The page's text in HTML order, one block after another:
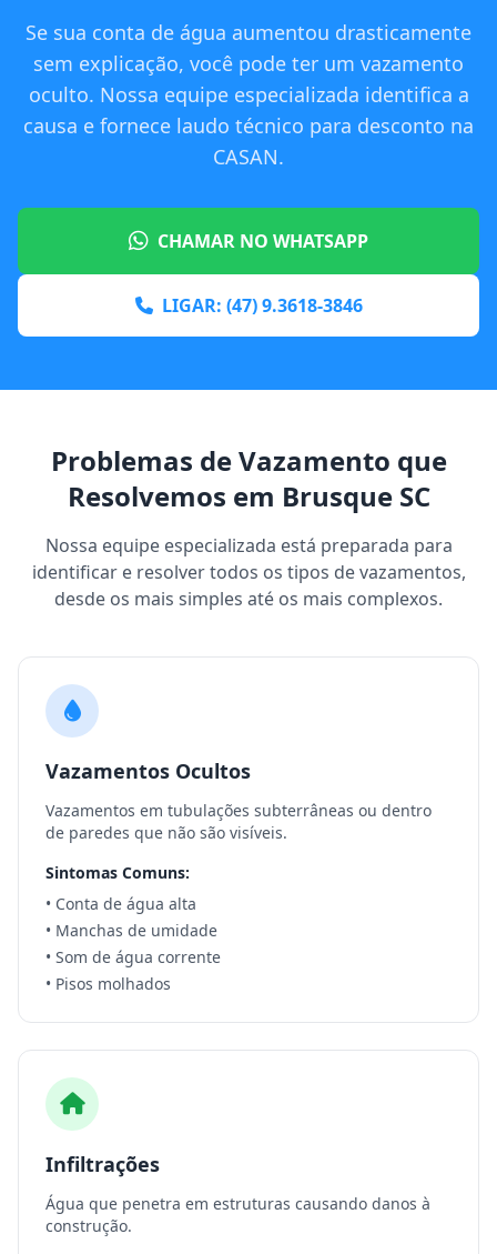
Se sua conta de água aumentou drasticamente
sem explicação, você pode ter um vazamento
oculto. Nossa equipe especializada identifica a
causa e fornece laudo técnico para desconto na
CASAN.
CHAMAR NO WHATSAPP
LIGAR: (47) 9.3618-3846
Problemas de Vazamento que
Resolvemos em Brusque SC
Nossa equipe especializada está preparada para
identificar e resolver todos os tipos de vazamentos,
desde os mais simples até os mais complexos.
Vazamentos Ocultos
Vazamentos em tubulações subterrâneas ou dentro
de paredes que não são visíveis.
Sintomas Comuns:
• Conta de água alta
• Manchas de umidade
• Som de água corrente
• Pisos molhados
Infiltrações
Água que penetra em estruturas causando danos à
construção.